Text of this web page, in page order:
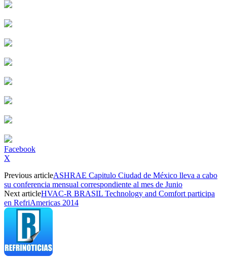
Facebook
X
Previous articleASHRAE Capitulo Ciudad de México lleva a cabo
su conferencia mensual correspondiente al mes de Junio
Next articleHVAC-R BRASIL Technology and Comfort participa
en RefriAmericas 2014